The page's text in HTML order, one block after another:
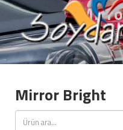
Anasayfa
Mirror Bright